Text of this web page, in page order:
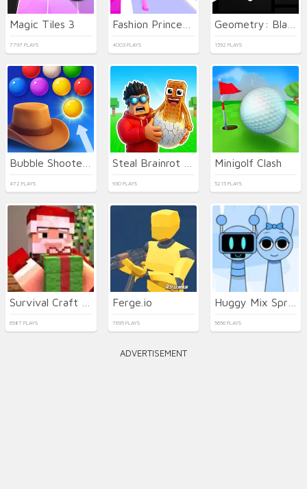
Magic Tiles 3
7797 PLAYS 4003 PLAYS 1592 PLAYS
472 PLAYS 930 PLAYS
Minigolf Clash
5215 PLAYS
6587 PLAYS
Ferge.io
7695 PLAYS 5656 PLAYS
ADVERTISEMENT